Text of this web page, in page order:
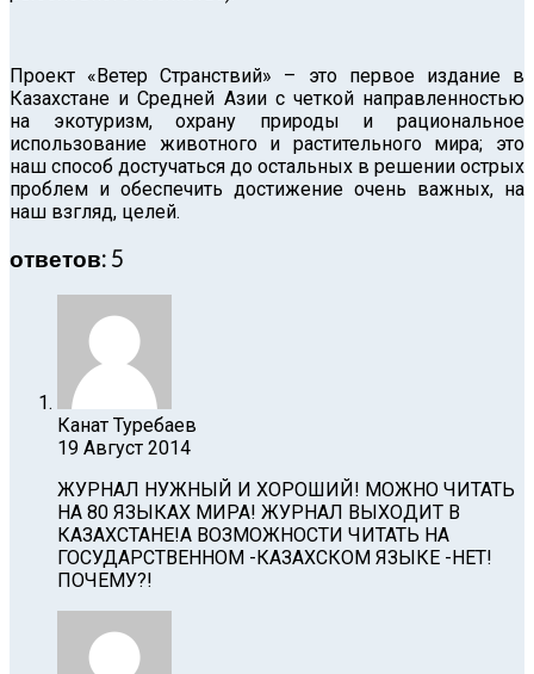
Проект «Ветер Странствий» – это первое издание в
Казахстане и Средней Азии с четкой направленностью
на экотуризм, охрану природы и рациональное
использование животного и растительного мира; это
наш способ достучаться до остальных в решении острых
проблем и обеспечить достижение очень важных, на
наш взгляд, целей.
ответов: 5
Канат Туребаев
19 Август 2014
ЖУРНАЛ НУЖНЫЙ И ХОРОШИЙ! МОЖНО ЧИТАТЬ
НА 80 ЯЗЫКАХ МИРА! ЖУРНАЛ ВЫХОДИТ В
КАЗАХСТАНЕ!А ВОЗМОЖНОСТИ ЧИТАТЬ НА
ГОСУДАРСТВЕННОМ -КАЗАХСКОМ ЯЗЫКЕ -НЕТ!
ПОЧЕМУ?!